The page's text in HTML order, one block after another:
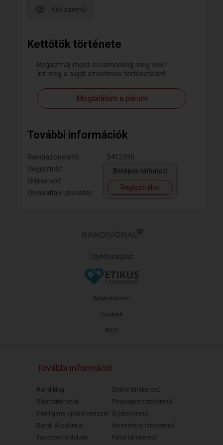
Kettőtök története
Regisztrálj most és ismerkedj meg vele!
Írd meg a saját szerelmes történetedet!
Megtalálom a párom
További információk
Randiazonosító:
3412390
Regisztrált:
Online volt:
Olvasatlan üzenetei:
Belépve láthatod
Regisztrálok
Kék szemű
Ügyfélszolgálat
ÁSZF
Adatvédelem
Cookiek
További információ
Randiblog
Sikertörténetek
Intelligens ajánlórendszer
Randi Akadémia
Facebook oldalunk
Online társkereső
Fényképes társkereső
Új társkereső
Keresztény társkereső
Fiatal társkereső